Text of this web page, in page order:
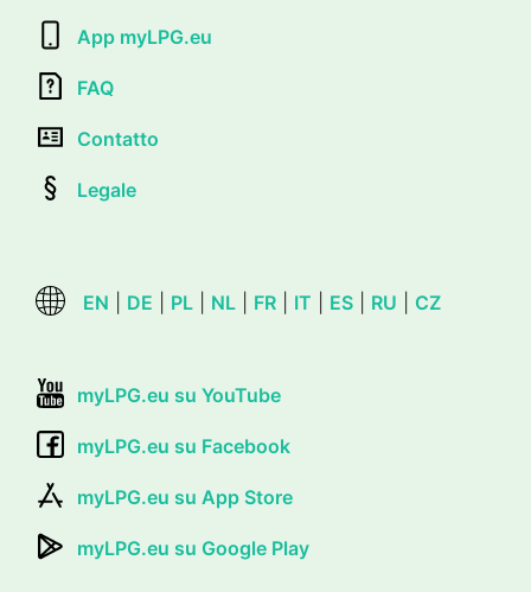
App myLPG.eu
FAQ
Contatto
Legale
EN DE PL NL FR IT ES RU CZ
myLPG.eu su YouTube
myLPG.eu su Facebook
myLPG.eu su App Store
myLPG.eu su Google Play